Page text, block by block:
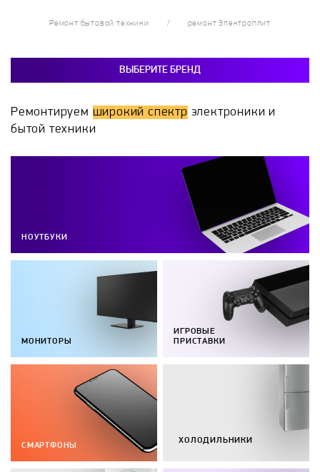
Ремонт бытовой техники ремонт Электроплит
ВЫБЕРИТЕ БРЕНД
Ремонтируем широкий спектр электроники и
бытой техники
НОУТБУКИ
МОНИТОРЫ
ИГРОВЫЕ
ПРИСТАВКИ
СМАРТФОНЫ
ХОЛОДИЛЬНИКИ